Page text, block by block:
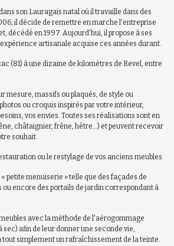
son Lauragais natal où il travaille dans des
il décide de remettre en marche l'entreprise
décédé en 1997. Aujourd'hui, il propose à ses
artisanale acquise ces années durant.
(81) à une dizaine de kilomètres de Revel, entre
mesure, massifs ou plaqués, de style ou
ou croquis inspirés par votre intérieur,
vos envies. Toutes ses réalisations sont en
châtaignier, frêne, hêtre…) et peuvent recevoir
souhait.
ou le restylage de vos anciens meubles.
petite menuiserie » telle que des façades de
ou encore des portails de jardin correspondant à
avec la méthode de l'aérogommage
afin de leur donner une seconde vie,
tout simplement un rafraîchissement de la teinte.